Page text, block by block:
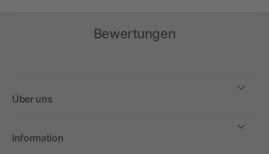
Bewertungen
Über uns
Information